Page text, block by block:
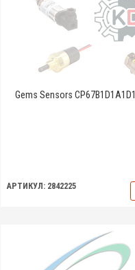
Gems Sensors CP67B1D1A1D1
АРТИКУЛ: 2842225